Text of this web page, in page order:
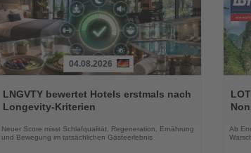
Sie
die
Nachrichten
04.08.2026
LNGVTY bewertet Hotels erstmals nach
Longevity-Kriterien
Neuer Score misst Schlafqualität, Regeneration, Ernährung
und Bewegung im tatsächlichen Gästeerlebnis
Sie
die
Ab